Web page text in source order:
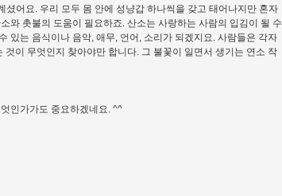
셨어요. 우리 모두 몸 안에 성냥갑 하나씩을 갖고 태어나지만 혼자
와 촛불의 도움이 필요하죠. 산소는 사랑하는 사람의 입김이 될 수
있는 음식이나 음악, 애무, 언어, 소리가 되겠지요. 사람들은 각자
이 무엇인지 찾아야만 합니다. 그 불꽃이 일면서 생기는 연소 작
인가가도 중요하겠네요. ^^